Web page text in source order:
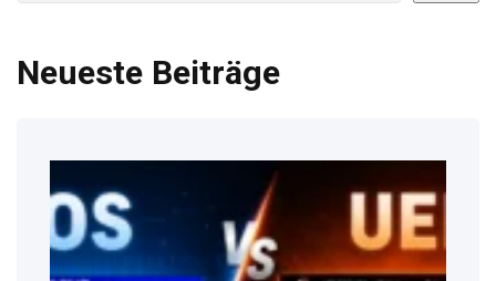
Neueste Beiträge